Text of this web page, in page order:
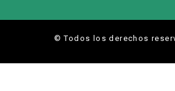
© Todos los derechos